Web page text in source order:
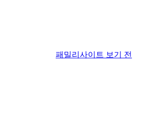
패밀리사이트 보기 전